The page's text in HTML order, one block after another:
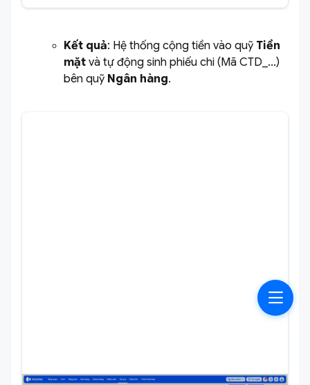
Kết quả: Hệ thống cộng tiền vào quỹ Tiền
mặt và tự động sinh phiếu chi (Mã CTD_...)
bên quỹ Ngân hàng.